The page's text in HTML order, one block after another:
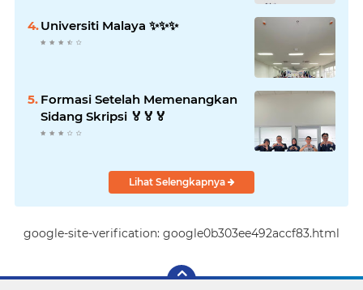
Universiti Malaya ✨️✨️✨️
Formasi Setelah Memenangkan
Sidang Skripsi 🏅🏅🏅
Lihat Selengkapnya
google-site-verification: google0b303ee492accf83.html